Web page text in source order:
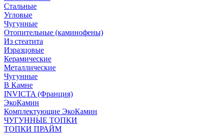
Стальные
Угловые
Чугунные
Отопительные (каминофены)
Из стеатита
Изразцовые
Керамические
Металлические
Чугунные
В Камне
INVICTA (Франция)
ЭкоКамин
Комплектующие ЭкоКамин
ЧУГУННЫЕ ТОПКИ
ТОПКИ ПРАЙМ